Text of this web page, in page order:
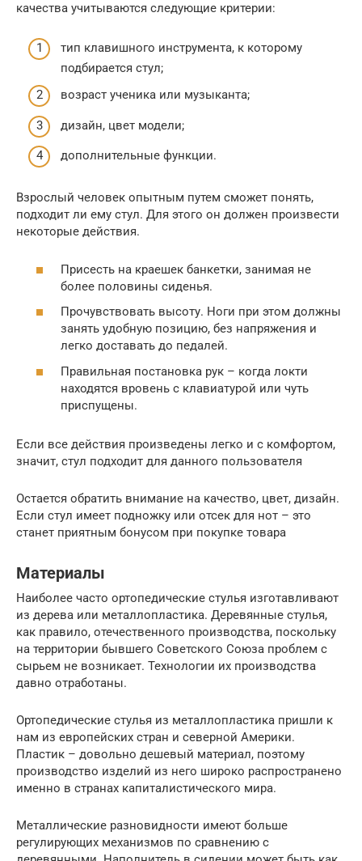
качества учитываются следующие критерии:
тип клавишного инструмента, к которому
подбирается стул;
возраст ученика или музыканта;
дизайн, цвет модели;
дополнительные функции.
​​Взрослый человек опытным путем сможет понять,
подходит ли ему стул. Для этого он должен произвести
некоторые действия.
Присесть на краешек банкетки, занимая не
более половины сиденья.
Прочувствовать высоту. Ноги при этом должны
занять удобную позицию, без напряжения и
легко доставать до педалей.
Правильная постановка рук – когда локти
находятся вровень с клавиатурой или чуть
приспущены.
Если все действия произведены легко и с комфортом,
значит, стул подходит для данного пользователя
Остается обратить внимание на качество, цвет, дизайн.
Если стул имеет подножку или отсек для нот – это
станет приятным бонусом при покупке товара
Материалы
Наиболее часто ортопедические стулья изготавливают
из дерева или металлопластика. Деревянные стулья,
как правило, отечественного производства, поскольку
на территории бывшего Советского Союза проблем с
сырьем не возникает. Технологии их производства
давно отработаны.
Ортопедические стулья из металлопластика пришли к
нам из европейских стран и северной Америки.
Пластик – довольно дешевый материал, поэтому
производство изделий из него широко распространено
именно в странах капиталистического мира.
Металлические разновидности имеют больше
регулирующих механизмов по сравнению с